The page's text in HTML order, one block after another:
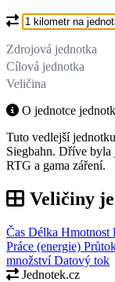
Co chcete převést?
Zdrojová jednotka
Cílová jednotka
Veličina
O jednotce
Tuto vedlejší
Siegbahn. Dříve
RTG a gama záření.
Veličiny
Čas Délka Hmotnost
Práce (energie)
množstvíDatový tok
Jednotek.cz